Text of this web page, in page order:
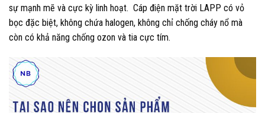
sự mạnh mẽ và cực kỳ linh hoạt. Cáp điện mặt trời LAPP có vỏ
bọc đặc biệt, không chứa halogen, không chỉ chống cháy nổ mà
còn có khả năng chống ozon và tia cực tím.